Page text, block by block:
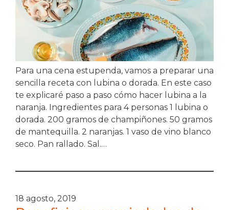
Para una cena estupenda, vamos a preparar una
sencilla receta con lubina o dorada. En este caso
te explicaré paso a paso cómo hacer lubina a la
naranja. Ingredientes para 4 personas 1 lubina o
dorada. 200 gramos de champiñones. 50 gramos
de mantequilla. 2 naranjas. 1 vaso de vino blanco
seco. Pan rallado. Sal.…
18 agosto, 2019